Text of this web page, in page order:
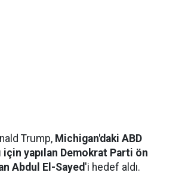
Trump, Michigan'daki ABD
için yapılan Demokrat Parti ön
Abdul El-Sayed'i hedef aldı.